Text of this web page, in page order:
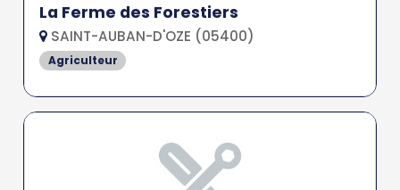
La Ferme des Forestiers
SAINT-AUBAN-D'OZE (05400)
Agriculteur